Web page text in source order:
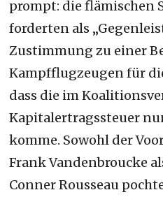
prompt: die flämischen
forderten als
Zustimmung zu einer
Kampfflugzeugen für
dass die im
Kapitalertragssteuer
komme. Sowohl der
Frank Vandenbroucke
Conner Rousseau